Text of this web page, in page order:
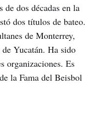
dos décadas en la
dos títulos de bateo.
de Monterrey,
Yucatán. Ha sido
organizaciones. Es
la Fama del Beisbol